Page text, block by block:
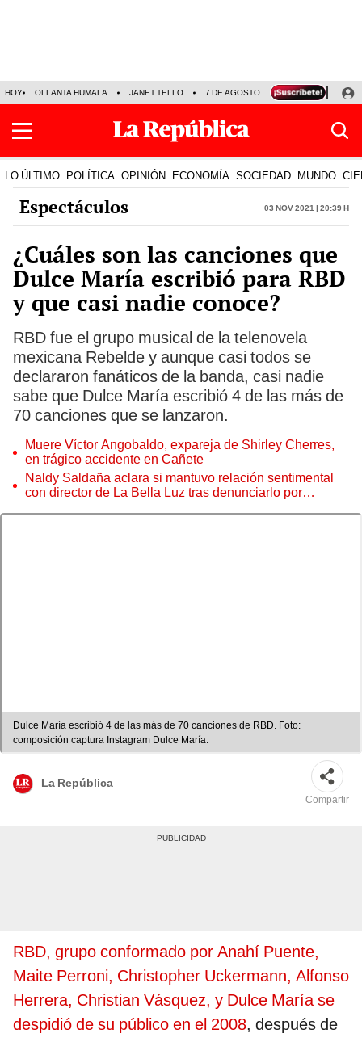
HOY OLLANTA HUMALA JANET TELLO 7 DE AGOSTO TINKA RESULTADOS
LO ÚLTIMO POLÍTICA OPINIÓN ECONOMÍA SOCIEDAD MUNDO
Espectáculos 03 Nov 2021 | 20:39 h
¿Cuáles son las canciones que
Dulce María escribió para RBD
y que casi nadie conoce?
RBD fue el grupo musical de la telenovela
mexicana Rebelde y aunque casi todos se
declararon fanáticos de la banda, casi nadie
sabe que Dulce María escribió 4 de las más de
70 canciones que se lanzaron.
Muere Víctor Angobaldo, expareja de Shirley Cherres,
en trágico accidente en Cañete
Naldy Saldaña aclara si mantuvo relación sentimental
con director de La Bella Luz tras denunciarlo por
Dulce María escribió 4 de las más de 70 canciones de RBD. Foto:
composición captura Instagram Dulce María.
La República
Compartir
RBD, grupo conformado por Anahí Puente,
Maite Perroni, Christopher Uckermann, Alfonso
Herrera, Christian Vásquez, y Dulce María se
despidió de su público en el 2008, después de